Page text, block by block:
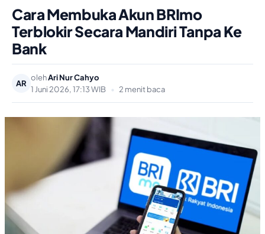
Cara Membuka Akun BRImo
Terblokir Secara Mandiri Tanpa Ke
Bank
AR
olehAri Nur Cahyo
1 Juni 2026, 17:13 WIB
• 2 menit baca